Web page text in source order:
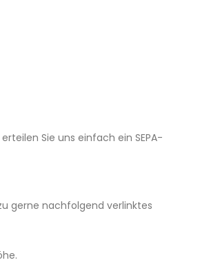
Sie uns einfach ein SEPA-
gerne nachfolgend verlinktes